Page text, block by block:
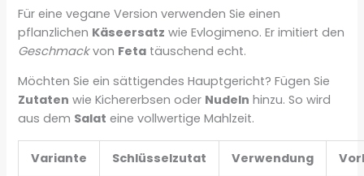
Für eine vegane Version verwenden Sie einen
pflanzlichen Käseersatz wie Evlogimeno. Er imitiert den
Geschmackvon Feta täuschend echt.
Möchten Sie ein sättigendes Hauptgericht? Fügen Sie
Zutaten wie Kichererbsen oder Nudeln hinzu. So wird
aus dem Salat eine vollwertige Mahlzeit.
Variante Schlüsselzutat Verwendung